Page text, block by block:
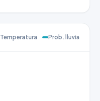
Temperatura Prob. lluvia